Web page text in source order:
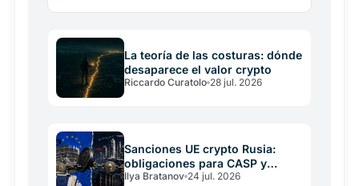
La teoría de las costuras: dónde
desaparece el valor crypto
Riccardo Curatolo 28 jul. 2026
Sanciones UE crypto Rusia:
obligaciones para CASP y
operadores
Ilya Bratanov 24 jul. 2026